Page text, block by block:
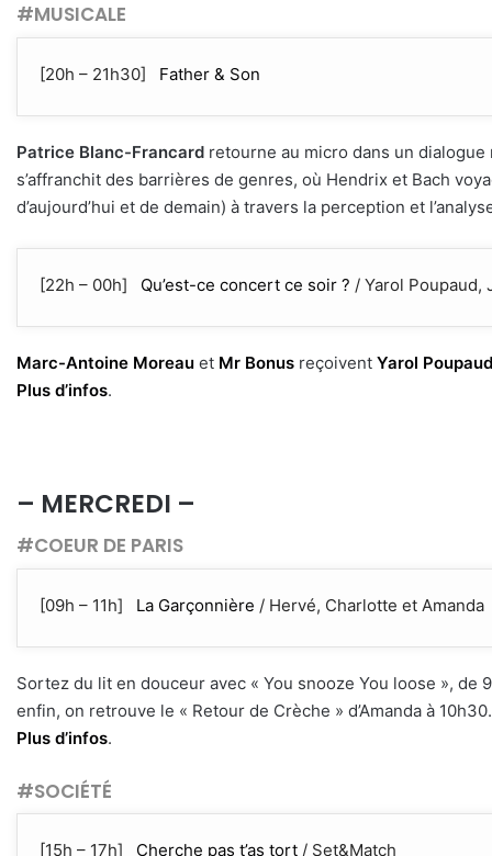
#MUSICALE
[20h – 21h30] Father & Son
Patrice Blanc-Francard retourne au micro dans un
s’affranchit des barrières de genres, où Hendrix et Bach
d’aujourd’hui et de demain) à travers la perception et
[22h – 00h] Qu’est-ce concert ce soir ? / Yarol Poupaud,
Marc-Antoine Moreau et Mr Bonus reçoivent Yarol Poupaud
Plus d’infos.
– MERCREDI –
#COEUR DE PARIS
[09h – 11h] La Garçonnière / Hervé, Charlotte et Amanda
Sortez du lit en douceur avec « You snooze You loose », de
enfin, on retrouve le « Retour de Crèche » d’Amanda à
Plus d’infos.
#SOCIÉTÉ
[15h – 17h] Cherche pas t’as tort / Set&Match